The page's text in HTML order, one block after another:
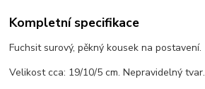
Kompletní specifikace
Fuchsit surový, pěkný kousek na postavení.
Velikost cca: 19/10/5 cm. Nepravidelný tvar.